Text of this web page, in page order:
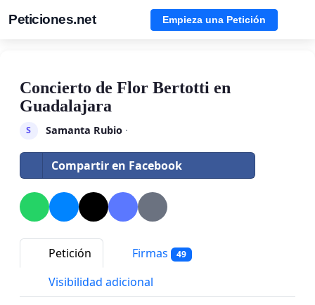
Peticiones.net Empieza una Petición
Concierto de Flor Bertotti en
Guadalajara
S Samanta Rubio·
Compartir en Facebook
Petición Firmas 49
Visibilidad adicional